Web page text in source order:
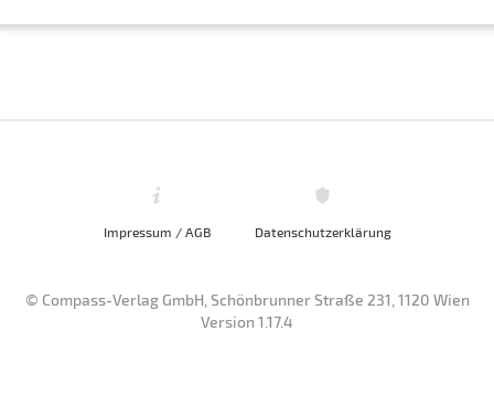
Impressum / AGB Datenschutzerklärung
© Compass-Verlag GmbH, Schönbrunner Straße 231, 1120 Wien
Version 1.17.4